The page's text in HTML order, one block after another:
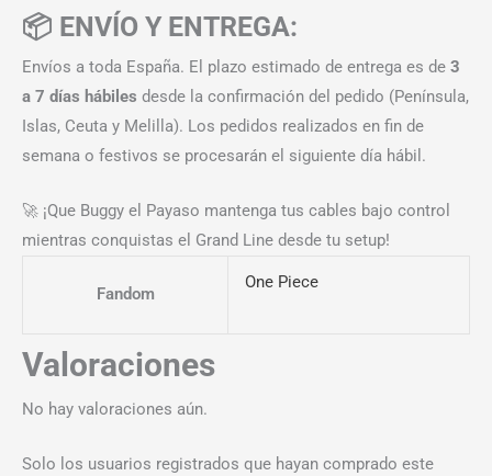
📦 ENVÍO Y ENTREGA:
Envíos a toda España. El plazo estimado de entrega es de 3
a 7 días hábiles desde la confirmación del pedido (Península,
Islas, Ceuta y Melilla). Los pedidos realizados en fin de
semana o festivos se procesarán el siguiente día hábil.
🚀 ¡Que Buggy el Payaso mantenga tus cables bajo control
mientras conquistas el Grand Line desde tu setup!
Fandom
One Piece
Valoraciones
No hay valoraciones aún.
Solo los usuarios registrados que hayan comprado este